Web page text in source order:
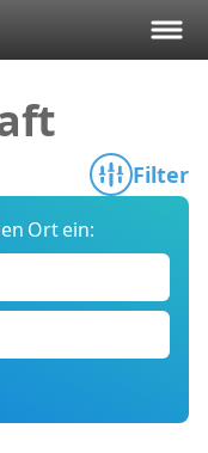
Filter
Ort ein: